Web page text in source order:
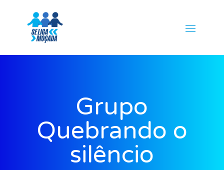
Grupo
Quebrando o
silêncio